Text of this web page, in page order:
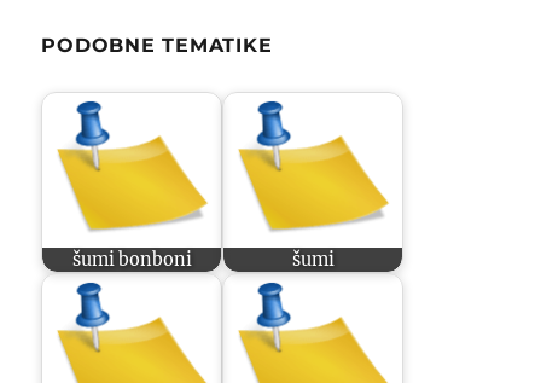
PODOBNE TEMATIKE
šumi bonboni šumi